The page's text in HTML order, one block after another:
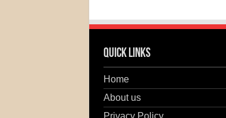
Quick Links
Home
About us
Privacy Policy